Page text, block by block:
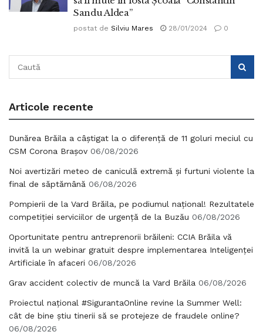
Sandu Aldea”
postat de Silviu Mares 28/01/2024 0
Articole recente
Dunărea Brăila a câștigat la o diferență de 11 goluri meciul cu
CSM Corona Brașov 06/08/2026
Noi avertizări meteo de caniculă extremă și furtuni violente la
final de săptămână 06/08/2026
Pompierii de la Vard Brăila, pe podiumul național! Rezultatele
competiției serviciilor de urgență de la Buzău 06/08/2026
Oportunitate pentru antreprenorii brăileni: CCIA Brăila vă
invită la un webinar gratuit despre implementarea Inteligenței
Artificiale în afaceri 06/08/2026
Grav accident colectiv de muncă la Vard Brăila 06/08/2026
Proiectul național #SigurantaOnline revine la Summer Well:
cât de bine știu tinerii să se protejeze de fraudele online?
06/08/2026